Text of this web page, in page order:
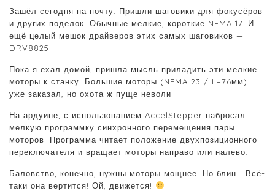
Зашёл сегодня на почту. Пришли шаговики для фокусёров
и других поделок. Обычные мелкие, короткие NEMA 17. И
ещё целый мешок драйверов этих самых шаговиков —
DRV8825.
Пока я ехал домой, пришла мысль приладить эти мелкие
моторы к станку. Большие моторы (NEMA 23 / L=76мм)
уже заказал, но охота ж пуще неволи.
На ардуине, с использованием AccelStepper набросал
мелкую программку синхронного перемещения пары
моторов. Программа читает положение двухпозиционного
переключателя и вращает моторы направо или налево.
Баловство, конечно, нужны моторы мощнее. Но блин… Всё-
таки она вертится! Ой, движется!